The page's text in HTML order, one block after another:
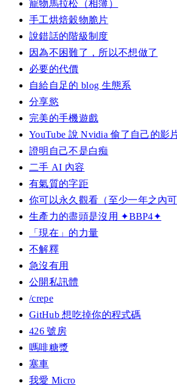
寵物馬拉松（相簿）
手工烘焙穀物脆片
說錯話的階級制度
因為不困難了，所以不想做了
必要的代價
自給自足的 blog 生態系
分享慾
完美的手機遊戲
YouTube 說 Nvidia 偷了自己的影
證明自己不是白痴
二手 AI 內容
有氣質的字距
你可以永久觀看（至少一年之內可
生產力的盡頭是沒用 ✦BBP4✦
「現在」的力量
不解釋
急沒有用
公開私訊體
/crepe
GitHub 想吃掉你的程式碼
426 號房
嗎啡糖漿
塞車
我愛 Micro